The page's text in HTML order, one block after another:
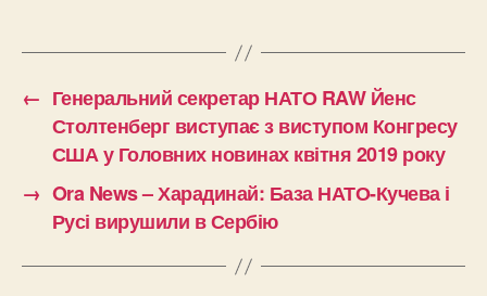
← Генеральний секретар НАТО RAW Йенс
Столтенберг виступає з виступом Конгресу
США у Головних новинах квітня 2019 року
→ Ora News – Харадинай: База НАТО-Кучева і
Русі вирушили в Сербію